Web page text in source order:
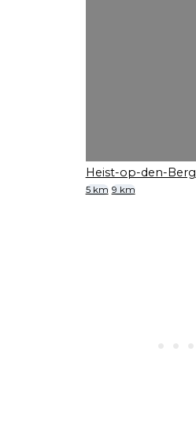
Heist-op-den-Berg
5 km 9 km